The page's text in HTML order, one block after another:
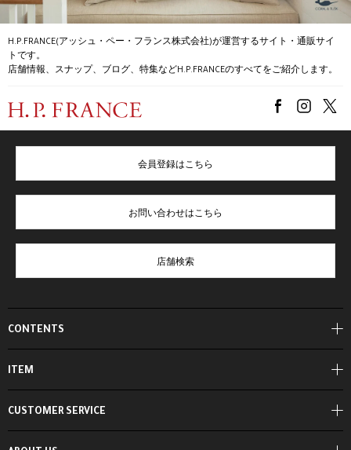
H.P.FRANCE(アッシュ・ペー・フランス株式会社)が運営するサイト・通販サイ
トです。
店舗情報、スナップ、ブログ、特集などH.P.FRANCEのすべてをご紹介します。
CONTENTS
ITEM
会員登録はこちら
お問い合わせはこちら
店舗検索
CUSTOMER SERVICE